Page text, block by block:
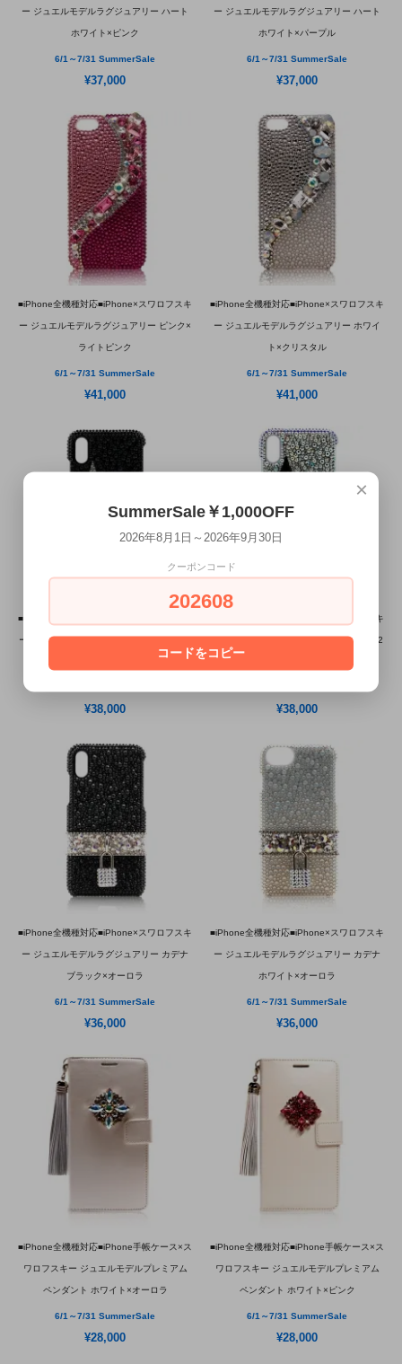
ー ジュエルモデルラグジュアリー ハート
ホワイト×ピンク
6/1～7/31 SummerSale
¥37,000
ー ジュエルモデルラグジュアリー ハート
ホワイト×パープル
6/1～7/31 SummerSale
¥37,000
■iPhone全機種対応■iPhone×スワロフスキ
ー ジュエルモデルラグジュアリー ピンク×
ライトピンク
6/1～7/31 SummerSale
¥41,000
■iPhone全機種対応■iPhone×スワロフスキ
ー ジュエルモデルラグジュアリー ホワイ
ト×クリスタル
6/1～7/31 SummerSale
¥41,000
■iPhone全機種対応■iPhone×スワロフスキ
ー ジュエルモデルラグジュアリー スター2
¥38,000
■iPhone全機種対応■iPhone×スワロフスキ
ー ジュエルモデルラグジュアリー スター2
¥38,000
■iPhone全機種対応■iPhone×スワロフスキ
ー ジュエルモデルラグジュアリー カデナ
ブラック×オーロラ
6/1～7/31 SummerSale
¥36,000
■iPhone全機種対応■iPhone×スワロフスキ
ー ジュエルモデルラグジュアリー カデナ
ホワイト×オーロラ
6/1～7/31 SummerSale
¥36,000
■iPhone全機種対応■iPhone手帳ケース×ス
ワロフスキー ジュエルモデルプレミアム
ペンダント ホワイト×オーロラ
6/1～7/31 SummerSale
¥28,000
■iPhone全機種対応■iPhone手帳ケース×ス
ワロフスキー ジュエルモデルプレミアム
ペンダント ホワイト×ピンク
6/1～7/31 SummerSale
¥28,000
×
SummerSale￥1,000OFF
2026年8月1日～2026年9月30日
クーポンコード
202608
コードをコピー